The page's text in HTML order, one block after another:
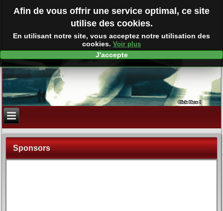
Sponsors
Afin de vous offrir une service optimal, ce site
utilise des cookies.
En utilisant notre site, vous acceptez notre utilisation des
cookies. Voir plus
J'accepte